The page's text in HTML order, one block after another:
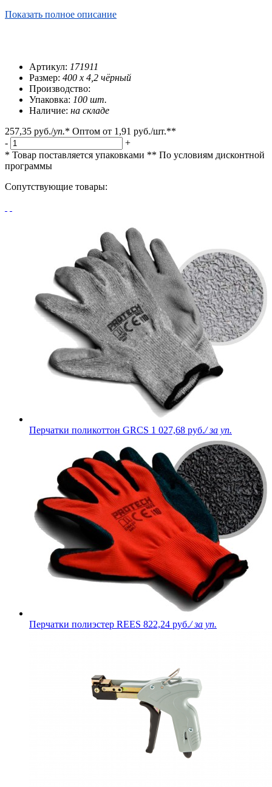
Показать полное описание
Артикул: 171911
Размер: 400 х 4,2 чёрный
Производство:
Упаковка: 100 шт.
Наличие: на складе
257,35 руб./уп.* Оптом от 1,91 руб./шт.**
-
+
* Товар поставляется упаковками ** По условиям дисконтной
программы
Сопутствующие товары:
Перчатки поликоттон GRCS 1 027,68 руб./ за уп.
Перчатки полиэстер REES 822,24 руб./ за уп.